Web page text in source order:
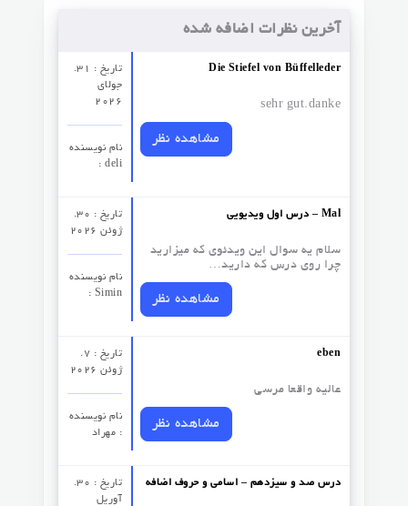
آخرین نظرات اضافه شده
تاریخ : 31.
جولای
2026
نام نویسنده
: deli
Die Stiefel von Büffelleder
sehr gut.danke
مشاهده نظر
تاریخ : 30.
ژوئن 2026
نام نویسنده
: Simin
درس اول ویدیویی – Mal
سلام یه سوال این ویدئوی که میزارید
چرا روی درس که دارید…
مشاهده نظر
تاریخ : 7.
ژوئن 2026
نام نویسنده
: مهراد
eben
عالیه واقعا مرسی
مشاهده نظر
تاریخ : 30.
آوریل
درس صد و سیزدهم – اسامی و حروف اضافه